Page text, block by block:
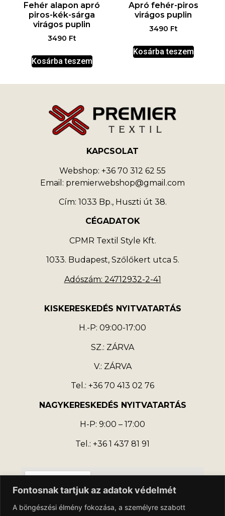
Fontosnak tartjuk az adatok védelmét
A böngészési élmény fokozása, a személyre szabott
Fehér alapon apró
piros-kék-sárga
virágos puplin
3490 Ft
Kosárba teszem
Apró fehér-piros
virágos puplin
3490 Ft
Kosárba teszem
KAPCSOLAT
Webshop: +36 70 312 62 55
Email: premierwebshop@gmail.com
Cím: 1033 Bp., Huszti út 38.
CÉGADATOK
CPMR Textil Style Kft.
1033. Budapest, Szőlőkert utca 5.
Adószám: 24712932-2-41
KISKERESKEDÉS NYITVATARTÁS
H.-P: 09:00-17:00
SZ.: ZÁRVA
V.: ZÁRVA
Tel.: +36 70 413 02 76
NAGYKERESKEDÉS NYITVATARTÁS
H-P: 9:00 – 17:00
Tel.: +36 1 437 81 91